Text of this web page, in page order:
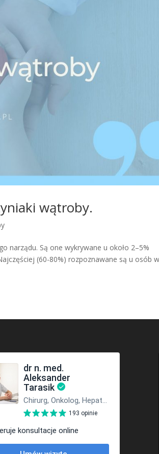
wątroby.
narządu. Są one wykrywane u około 2–5%
(60-80%) rozpoznawane są u osób w